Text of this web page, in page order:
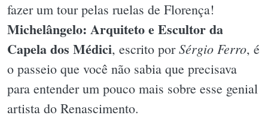
fazer um tour pelas ruelas de Florença!
Michelângelo: Arquiteto e Escultor da
Capela dos Médici, escrito porSérgio Ferro, é
o passeio que você não sabia que precisava
para entender um pouco mais sobre esse genial
artista do Renascimento.